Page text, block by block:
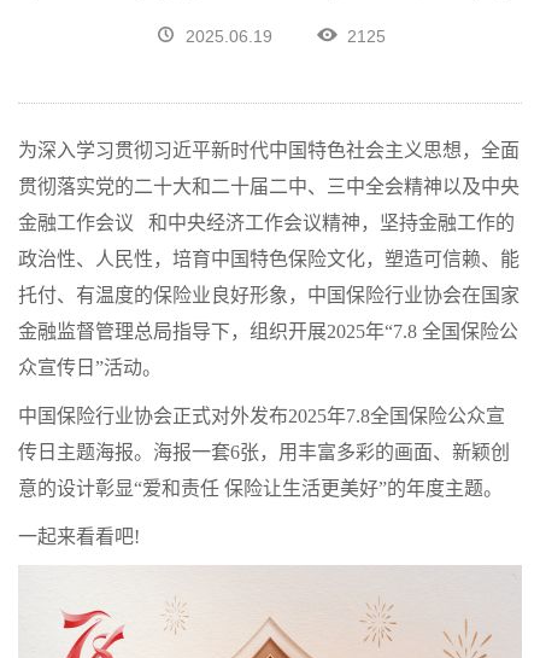
2025.06.19 2125
为深入学习贯彻习近平新时代中国特色社会主义思想，全面
贯彻落实党的二十大和二十届二中、三中全会精神以及中央
金融工作会议
和中央经济工作会议精神，坚持金融工作的
政治性、人民性，培育中国特色保险文化，塑造可信赖、能
托付、有温度的保险业良好形象，中国保险行业协会在国家
金融监督管理总局指导下，组织开展2025年“7.8 全国保险公
众宣传日”活动。
中国保险行业协会正式对外发布2025年7.8全国保险公众宣
传日主题海报。海报一套6张，用丰富多彩的画面、新颖创
意的设计彰显“爱和责任 保险让生活更美好”的年度主题。
一起来看看吧!